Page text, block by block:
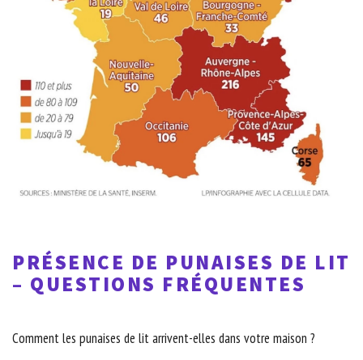
PRÉSENCE DE PUNAISES DE LIT
– QUESTIONS FRÉQUENTES
Comment les punaises de lit arrivent-elles dans votre maison ?